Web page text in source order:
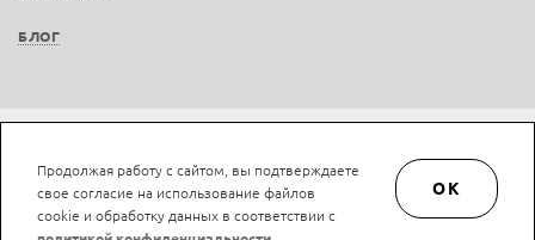
БЛОГ
Не является публичной офертой © LAN-art.ru, 2013—2026. Все права защищены.
Политика конфиденциальности.
Положение об обработке и защите персональных
данных.
Продолжая работу с сайтом, вы подтверждаете
свое согласие на использование файлов
cookie и обработку данных в соответствии с
OK